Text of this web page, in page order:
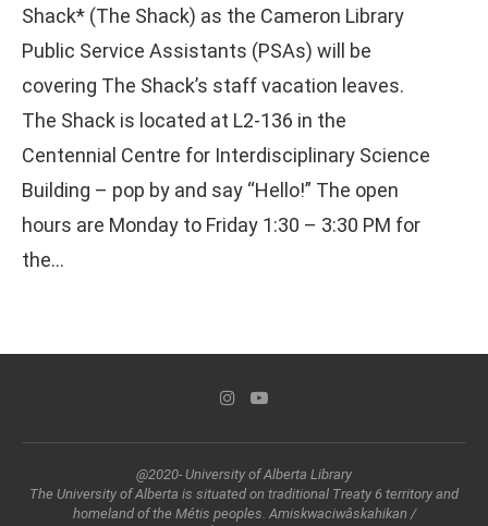
Shack* (The Shack) as the Cameron Library
Public Service Assistants (PSAs) will be
covering The Shack’s staff vacation leaves.
The Shack is located at L2-136 in the
Centennial Centre for Interdisciplinary Science
Building – pop by and say “Hello!” The open
hours are Monday to Friday 1:30 – 3:30 PM for
the…
@2020- University of Alberta Library
The University of Alberta is situated on traditional Treaty 6 territory and
homeland of the Métis peoples. Amiskwaciwâskahikan /